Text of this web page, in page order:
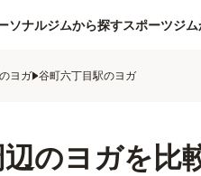
ソナルジムから探すスポーツジ
ヨガ 谷町六丁目駅のヨガ
のヨガを比